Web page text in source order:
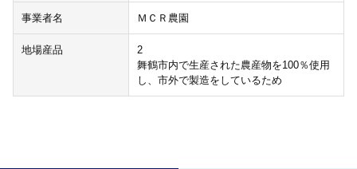
事業者名 ＭＣＲ農園
地場産品
2
舞鶴市内で生産された農産物を100％使用
し、市外で製造をしているため